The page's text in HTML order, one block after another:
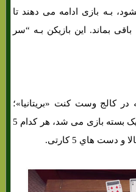
بـه بازی ادامه می دهند تا
بماند. این بازیکن بـه “سر
کالج وست کنت «بریتانیا»؛
اسمگ هد توسط 2 یا 3 بازیکن با یک بسته بازی می شد، هر کدام 5